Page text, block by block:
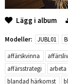
Lägg i album
Modeller: JUBL01
affärskvinna
affärsliv
affärsstrategi
arbeta
blandad härkomst